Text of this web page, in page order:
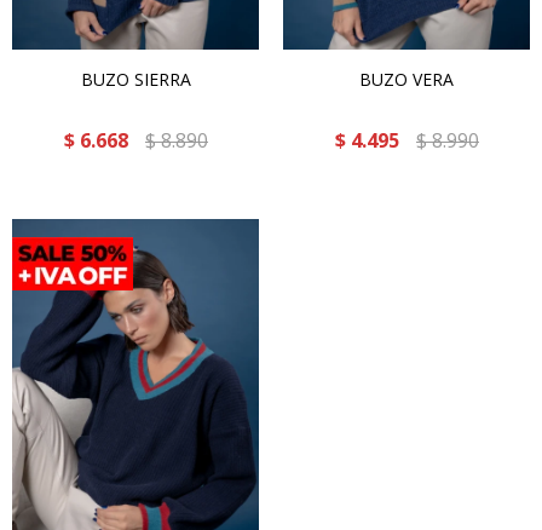
BUZO SIERRA
$ 6.668 $8.890
BUZO VERA
$ 4.495 $8.990